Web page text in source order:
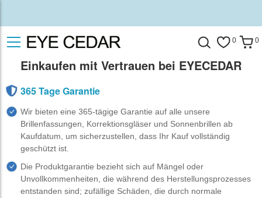
0 0
Einkaufen mit Vertrauen bei EYECEDAR
365 Tage Garantie
Wir bieten eine 365-tägige Garantie auf alle unsere
Brillenfassungen, Korrektionsgläser und Sonnenbrillen ab
Kaufdatum, um sicherzustellen, dass Ihr Kauf vollständig
geschützt ist.
Die Produktgarantie bezieht sich auf Mängel oder
Unvollkommenheiten, die während des Herstellungsprozesses
entstanden sind; zufällige Schäden, die durch normale